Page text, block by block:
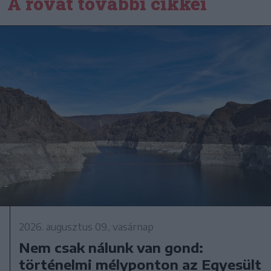
2026. augusztus 09., vasárnap
Nem csak nálunk van gond:
történelmi mélyponton az Egyesült